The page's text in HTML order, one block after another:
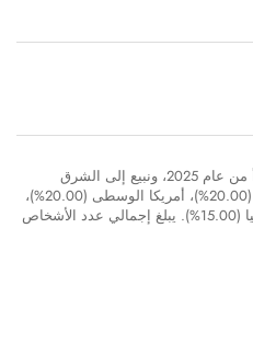
نحن مقرنا في جيانغسو، الصين، ونبدأ من عام 2025، ونبيع إلى الشرق
الأوسط (30.00%)، جنوب شرق آسيا (20.00%)، أمريكا الوسطى (20.00%)،
أمريكا الشمالية (15.00%)، جنوب آسيا (15.00%). يبلغ إجمالي عدد الأشخاص